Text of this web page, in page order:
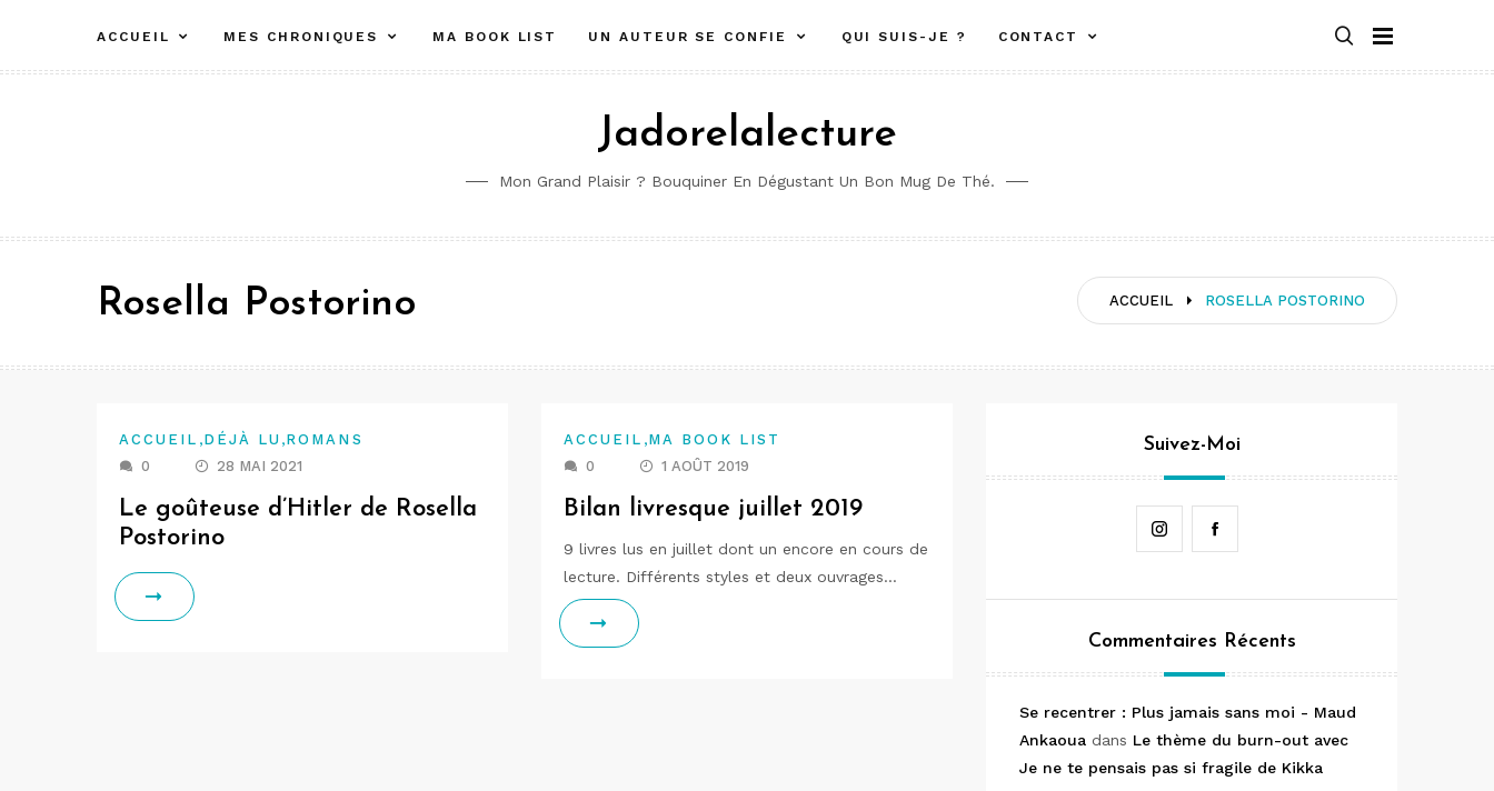
contenu
ACCUEIL MES CHRONIQUES MA BOOK LIST UN AUTEUR SE CONFIE QUI SUIS-JE ? CONTACT
Jadorelalecture
Mon Grand Plaisir ? Bouquiner En Dégustant Un Bon Mug De Thé.
ACCUEIL ROSELLA POSTORINO
Rosella Postorino
ACCUEIL ,DÉJÀ LU ,ROMANS
0
28 MAI 2021
Le goûteuse d’Hitler de Rosella
Postorino
ACCUEIL ,MA BOOK LIST
0
1 AOÛT 2019
Bilan livresque juillet 2019
9 livres lus en juillet dont un encore en cours de
lecture. Différents styles et deux ouvrages…
Suivez-Moi
Instagram
Commentaires Récents
Se recentrer : Plus jamais sans moi - Maud
Ankaoua dans Le thème du burn-out avec
Je ne te pensais pas si fragile de Kikka